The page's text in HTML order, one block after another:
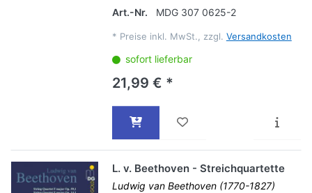
Art.-Nr.
MDG 307 0625-2
* Preise inkl. MwSt., zzgl. Versandkosten
sofort lieferbar
21,99 € *
L. v. Beethoven - Streichquartette
Ludwig van Beethoven (1770-1827)